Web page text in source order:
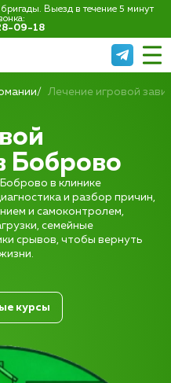
Выезд в течение 5 минут
09-18
Лечение игровой
Боброво
в клинике
и разбор причин,
и самоконтролем,
семейные
срывов, чтобы вернуть
курсы